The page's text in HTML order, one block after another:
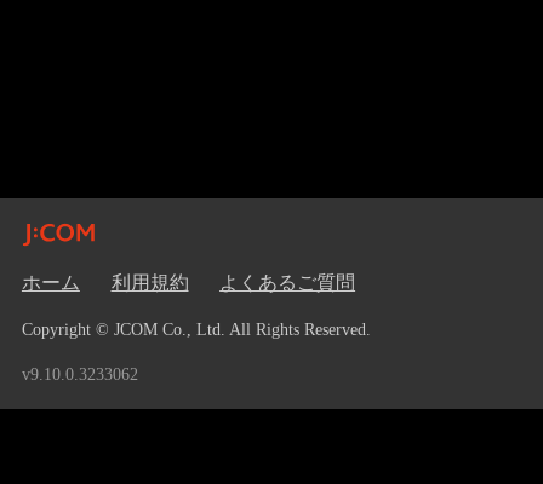
ホーム 利用規約 よくあるご質問
Copyright © JCOM Co., Ltd. All Rights Reserved.
v9.10.0.3233062